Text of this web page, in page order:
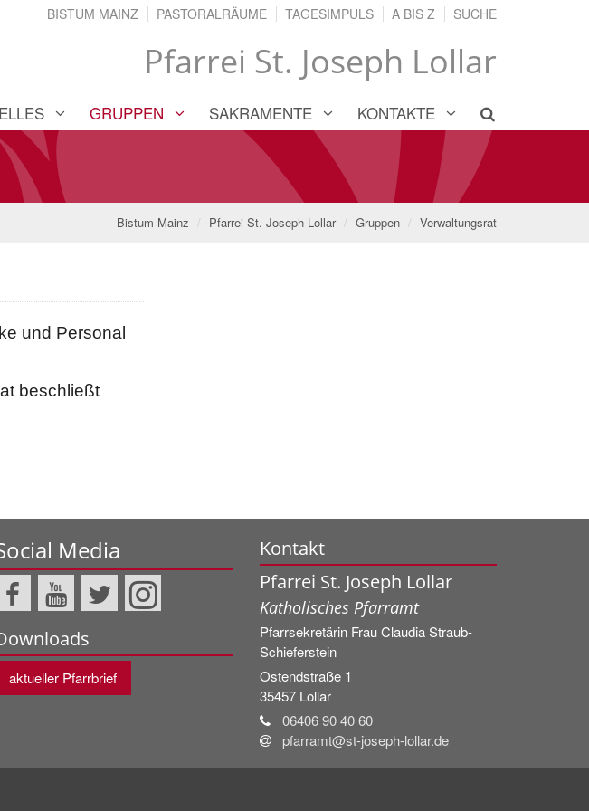
Pfarrei St. Joseph Lollar
BISTUM MAINZ PASTORALRÄUME TAGESIMPULS A BIS Z SUCHE
GRUPPEN SAKRAMENTE KONTAKTE
Bistum Mainz Pfarrei St. Joseph Lollar Gruppen Verwaltungsrat
und Personal
beschließt
Media
aktueller Pfarrbrief
Kontakt
Pfarrei St. Joseph Lollar
Katholisches Pfarramt
Pfarrsekretärin FrauClaudia Straub-
Schieferstein
Ostendstraße 1
35457 Lollar
06406 90 40 60
pfarramt@st-joseph-lollar.de